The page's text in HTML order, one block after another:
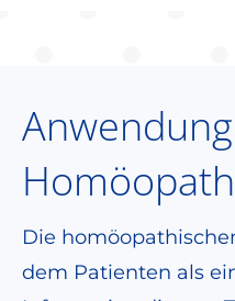
Die
dem Patienten als